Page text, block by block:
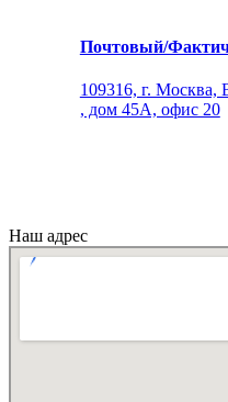
Почтовый/
109316, г. Москва,
, дом 45А, офис 20
Наш адрес